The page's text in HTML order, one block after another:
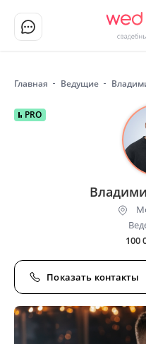
Главная Ведущие
PRO
100
Показать контакты